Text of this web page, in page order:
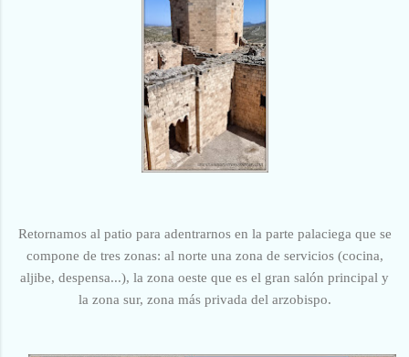
Retornamos al patio para adentrarnos en la parte palaciega que se
compone de tres zonas: al norte una zona de servicios (cocina,
aljibe, despensa...), la zona oeste que es el gran salón principal y
la zona sur, zona más privada del arzobispo.